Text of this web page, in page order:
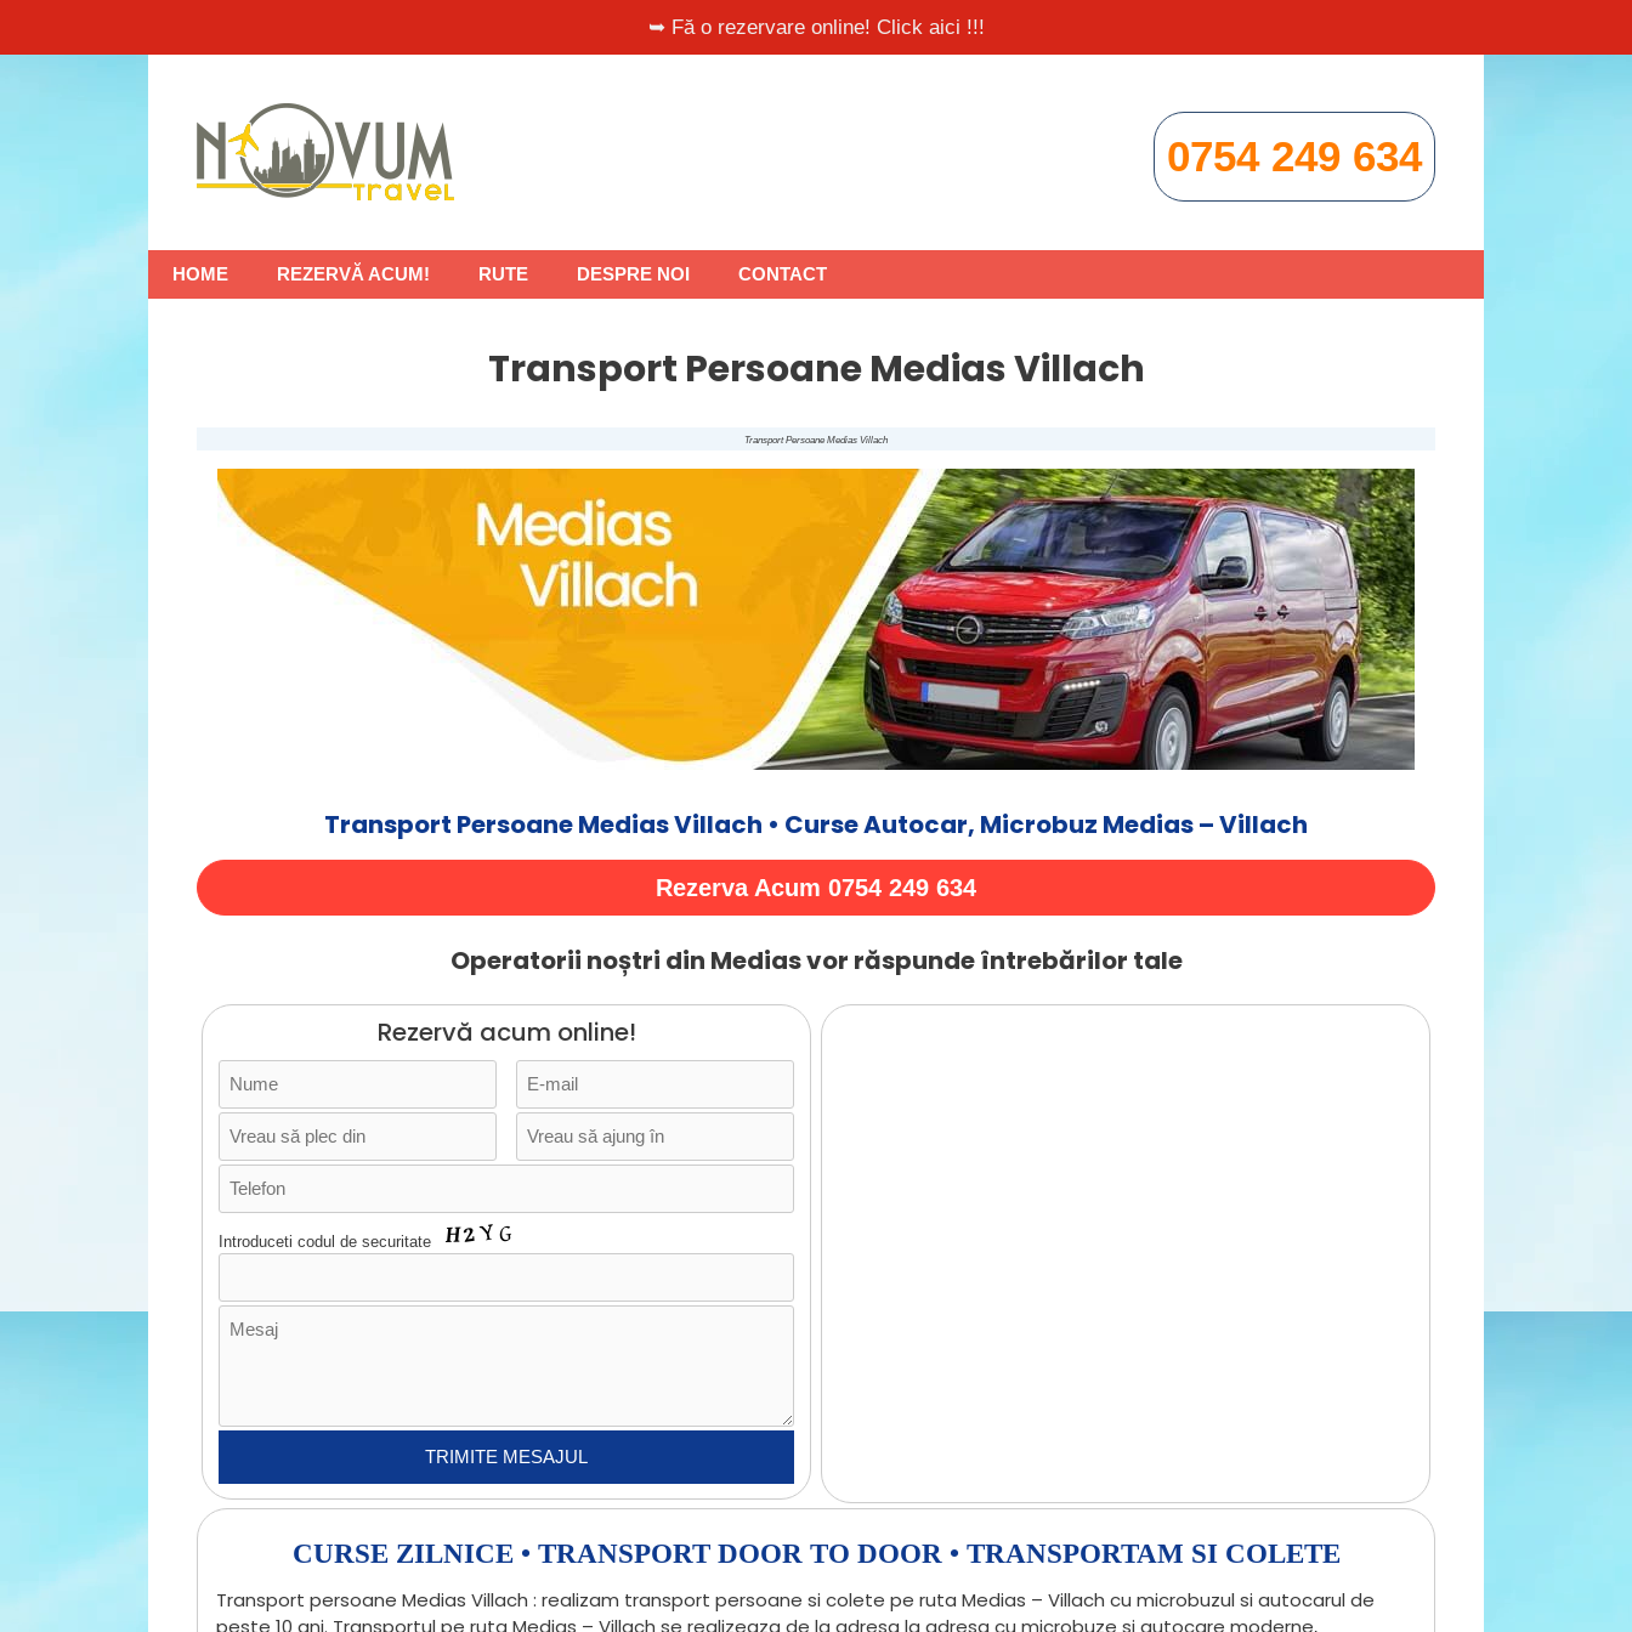
➥ Fă o rezervare online! Click aici !!!
0754 249 634
HOME REZERVĂ ACUM! RUTE DESPRE NOI CONTACT
Transport Persoane Medias Villach
Transport Persoane Medias Villach
Transport Persoane Medias Villach • Curse Autocar, Microbuz Medias – Villach
Rezerva Acum 0754 249 634
Operatorii noștri din Medias vor răspunde întrebărilor tale
Rezervă acum online!
Introduceti codul de securitate
CURSE ZILNICE • TRANSPORT DOOR TO DOOR • TRANSPORTAM SI COLETE
Transport persoane Medias Villach : realizam transport persoane si colete pe ruta Medias – Villach cu microbuzul si autocarul de
peste 10 ani. Transportul pe ruta Medias – Villach se realizeaza de la adresa la adresa cu microbuze si autocare moderne,